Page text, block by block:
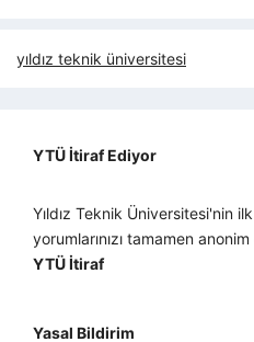
yıldız teknik üniversitesi
YTÜ İtiraf Ediyor
Yıldız Teknik Üniversitesi'nin
yorumlarınızı tamamen
YTÜ İtiraf
Yasal Bildirim